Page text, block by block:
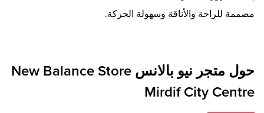
مصممة للراحة والأناقة وسهولة الحركة.
حول متجر نيو بالانس New Balance Store
Mirdif City Centre